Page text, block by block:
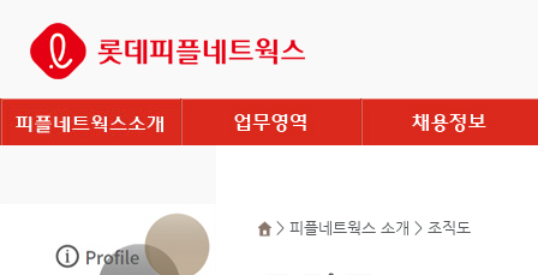
> 피플네트웍스 소개 > 조직도